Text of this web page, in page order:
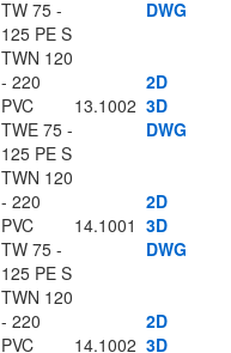
TW 75 -
125 PE S
DWG
TWN 120
- 220
PVC
TWE 75 -
125 PE S
13.1002
2D
3D
DWG
TWN 120
- 220
PVC
TW 75 -
125 PE S
14.1001
2D
3D
DWG
TWN 120
- 220
PVC
14.1002
2D
3D